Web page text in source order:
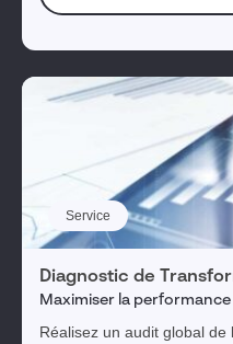
Service
Diagnostic de
Maximiser la
Réalisez un audit global